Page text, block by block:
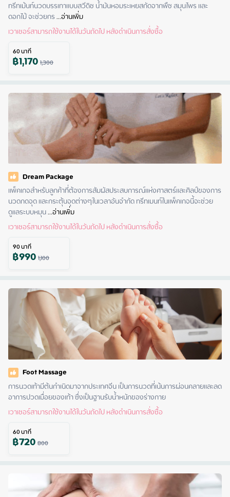
ทรีทเม้นท์นวดบรรเทาแบบสวีดิช น้ำมันหอมระเหยสกัดจากพืช สมุนไพร และ
ดอกไม้ จะช่วยกร ...อ่านเพิ่ม
เวาเชอร์สามารถใช้งานได้ในวันถัดไป หลังดำเนินการสั่งซื้อ
60นาที
฿1,1701,300
Dream Package
แพ็คเกจสำหรับลูกค้าที่ต้องการสัมผัสประสบการณ์แห่งศาสตร์และศิลป์ของการ
นวดกดจุด และกระตุ้นจุดต่างๆในเวลาอันจำกัด ทรีทเมนท์ในแพ็คเกจนี้จะช่วย
ดูแลระบบหมุน ...อ่านเพิ่ม
เวาเชอร์สามารถใช้งานได้ในวันถัดไป หลังดำเนินการสั่งซื้อ
90นาที
฿9901,100
Foot Massage
การนวดเท้ามีต้นกำเนิดมาจากประเทศจีน เป็นการนวดที่เน้นการผ่อนคลายและลด
อาการปวดเมื่อยของเท้า ซึ่งเป็นฐานรับน้ำหนักของร่างกาย
เวาเชอร์สามารถใช้งานได้ในวันถัดไป หลังดำเนินการสั่งซื้อ
60นาที
฿720800